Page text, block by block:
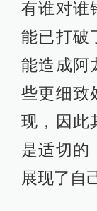
有谁对谁
能已打破
能造成阿
些更细致
现，因此
是适切的
展现了自